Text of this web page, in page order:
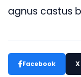
agnus castus
Facebook